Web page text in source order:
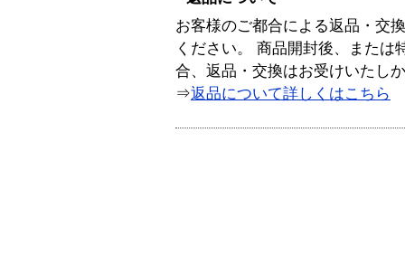
お客様のご都合による返品・交
ください。 商品開封後、または
合、返品・交換はお受けいたし
⇒返品について詳しくはこちら